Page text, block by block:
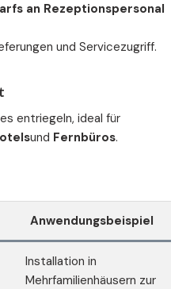
an Rezeptionspersonal
und Servicezugriff.
entriegeln, ideal für
und Fernbüros.
Anwendungsbeispiel
Installation in
Mehrfamilienhäusern zur